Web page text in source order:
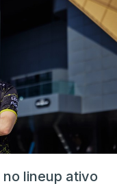
no lineup ativo